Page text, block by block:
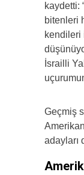
kaydetti:
bitenleri
kendileri
İsrailli
Geçmiş
adayları